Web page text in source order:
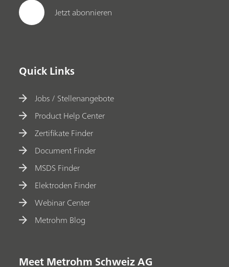
Jetzt abonnieren
Quick Links
Jobs / Stellenangebote
Product Help Center
Zertifikate Finder
Document Finder
MSDS Finder
Elektroden Finder
Webinar Center
Metrohm Blog
Meet Metrohm Schweiz AG